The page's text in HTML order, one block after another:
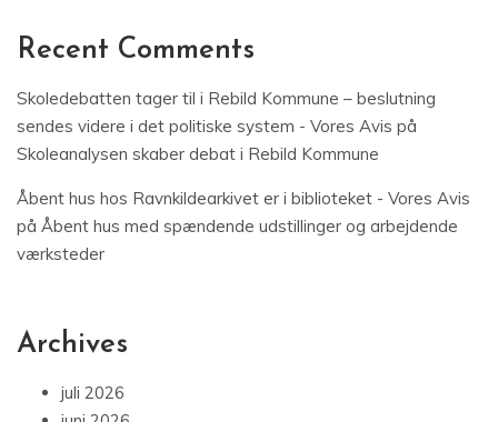
Recent Comments
Skoledebatten tager til i Rebild Kommune – beslutning
sendes videre i det politiske system - Vores Avis på
Skoleanalysen skaber debat i Rebild Kommune
Åbent hus hos Ravnkildearkivet er i biblioteket - Vores Avis
på Åbent hus med spændende udstillinger og arbejdende
værksteder
Archives
juli 2026